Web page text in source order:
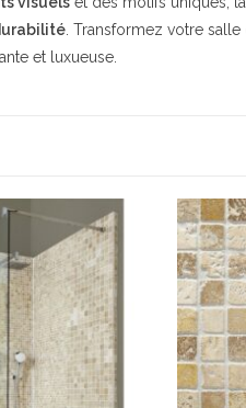
. Transformez votre
et luxueuse.